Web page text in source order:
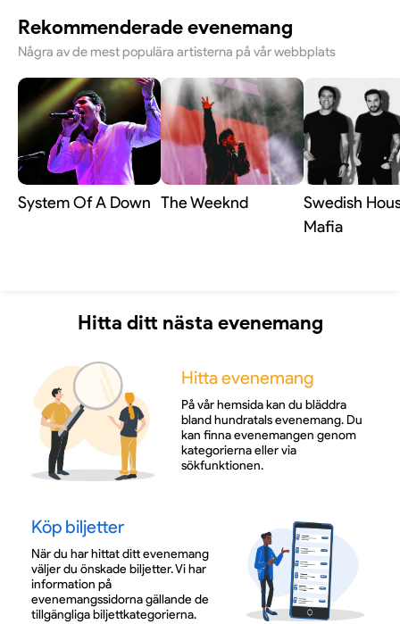
Rekommenderade evenemang
Några av de mest populära artisterna på vår webbplats
System Of A Down The Weeknd
Swedish
Mafia
Hitta ditt nästa evenemang
Hitta evenemang
På vår hemsida kan du bläddra
bland hundratals evenemang. Du
kan finna evenemangen genom
kategorierna eller via
sökfunktionen.
Köp biljetter
När du har hittat ditt evenemang
väljer du önskade biljetter. Vi har
information på
evenemangssidorna gällande de
tillgängliga biljettkategorierna.